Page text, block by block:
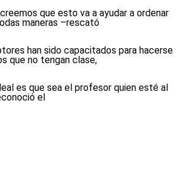
que esto va a ayudar a ordenar
maneras –rescató
han sido capacitados para hacerse
que no tengan clase,
es que sea el profesor quien esté al
el